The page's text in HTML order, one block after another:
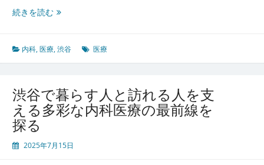
な
続きを読む渋
映
す
型
内
療
内科,医療,渋谷 医療
渋谷で暮らす人と訪れる人を支
える多彩な内科医療の最前線を
探る
2025年7月15日